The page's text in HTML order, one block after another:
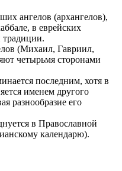
ангелов (архангелов),
в еврейских
традиции.
(Михаил, Гавриил,
четырьмя сторонами
последним, хотя в
именем другого
разнообразие его
в Православной
календарю).